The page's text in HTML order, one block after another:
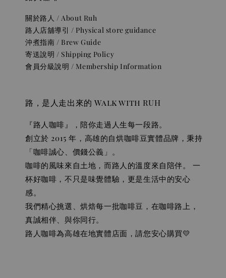
關於路人 / About Ruh
路人店舖導引 / Physical store guidance
沖煮指南 / Brew Guide
寄送說明 / Shipping Policy
會員分級說明 / Membership Information
路，是人走出來的 Walk with RUH
『路人咖啡』，陪你走過人生每一段路。
創立於 2015 年，高雄的自烘咖啡豆實體品牌，秉持
「咖啡誠心、價錢公義」。
咖啡的風味來自土地，而路人的溫度來自陪伴。 一
杯好咖啡，不只是味覺體驗，更是生活中的安心
感。
我們精心挑選、烘焙每一批咖啡豆，在咖啡路上，
真誠相伴、與你同行。
路人咖啡為高雄在地實體店面，請您安心購買💛